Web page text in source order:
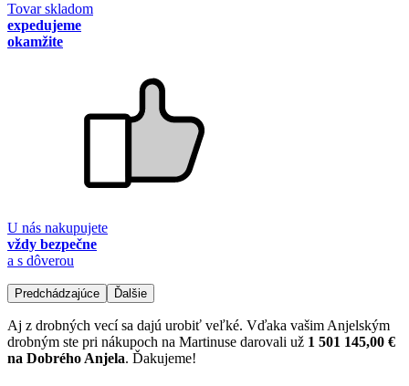
Tovar skladom
expedujeme
okamžite
U nás nakupujete
vždy bezpečne
a s dôverou
Predchádzajúce Ďalšie
Aj z drobných vecí sa dajú urobiť veľké. Vďaka vašim Anjelským
drobným ste pri nákupoch na Martinuse darovali už 1 501 145,00 €
na Dobrého Anjela. Ďakujeme!